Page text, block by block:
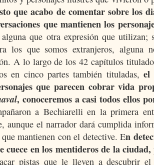
que acabo de comentar sobre los
que mantienen los
que otra expresión que
los que somos extranjeros,
A lo largo de los 42 capítulos
en cinco partes también tituladas, el
que parecen cobrar vida
, conoceremos a casi todos ellos
a Bechiarelli en la primera
aunque el narrador dará cumplida
mantienen con el detective. En
cuece en los mentideros de la ciudad,
pistas que le lleven a descubrir el